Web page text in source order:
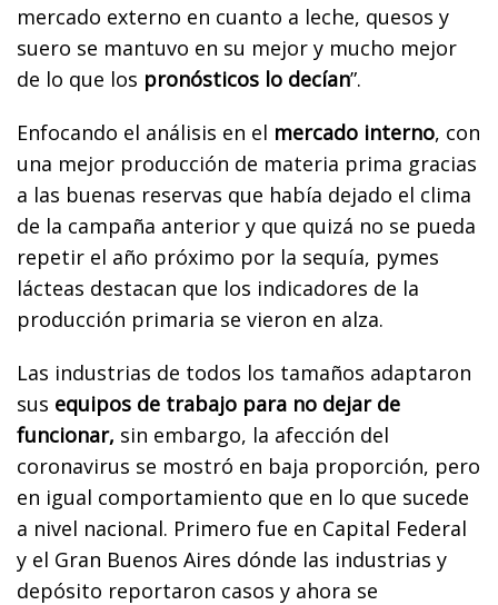
mercado externo en cuanto a leche, quesos y
suero se mantuvo en su mejor y mucho mejor
de lo que los pronósticos lo decían”.
Enfocando el análisis en el mercado interno, con
una mejor producción de materia prima gracias
a las buenas reservas que había dejado el clima
de la campaña anterior y que quizá no se pueda
repetir el año próximo por la sequía, pymes
lácteas destacan que los indicadores de la
producción primaria se vieron en alza.
Las industrias de todos los tamaños adaptaron
sus equipos de trabajo para no dejar de
funcionar, sin embargo, la afección del
coronavirus se mostró en baja proporción, pero
en igual comportamiento que en lo que sucede
a nivel nacional. Primero fue en Capital Federal
y el Gran Buenos Aires dónde las industrias y
depósito reportaron casos y ahora se